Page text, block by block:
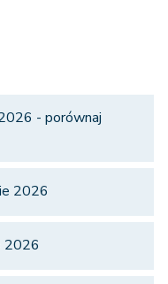
- porównaj
2026
2026